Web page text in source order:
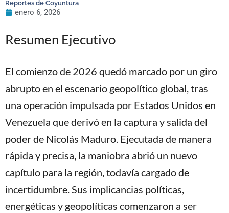
Reportes de Coyuntura
enero 6, 2026
Resumen Ejecutivo
El comienzo de 2026 quedó marcado por un giro
abrupto en el escenario geopolítico global, tras
una operación impulsada por Estados Unidos en
Venezuela que derivó en la captura y salida del
poder de Nicolás Maduro. Ejecutada de manera
rápida y precisa, la maniobra abrió un nuevo
capítulo para la región, todavía cargado de
incertidumbre. Sus implicancias políticas,
energéticas y geopolíticas comenzaron a ser